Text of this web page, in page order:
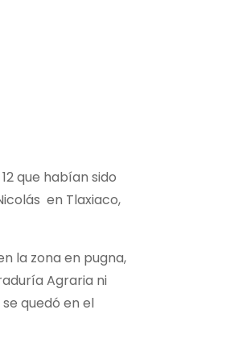
que habían sido
en Tlaxiaco,
la zona en pugna,
Agraria ni
quedó en el